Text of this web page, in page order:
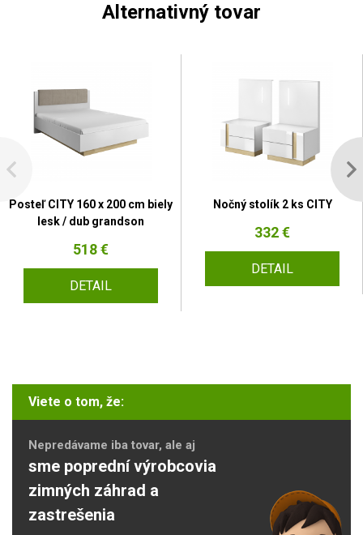
Alternativný tovar
Posteľ CITY 160 x 200 cm biely
lesk / dub grandson
518 €
DETAIL
Nočný stolík 2 ks CITY
332 €
DETAIL
Viete o tom, že:
Nepredávame iba tovar, ale aj
sme poprední výrobcovia
zimných záhrad a
zastrešenia